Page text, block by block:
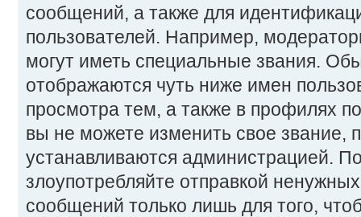
сообщений, а также для
пользователей. Например,
могут иметь специальные звания.
отображаются чуть ниже имен
просмотра тем, а также в профилях
вы не можете изменить свое звание,
устанавливаются администрацией.
злоупотребляйте отправкой
сообщений только лишь для того,